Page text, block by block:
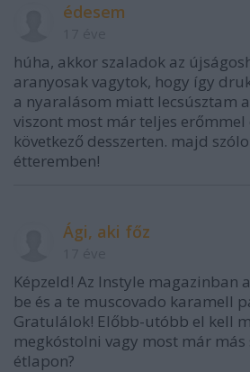
édesem
húha, akkor szaladok az
aranyosak vagytok, hogy így
a nyaralásom miatt lecsúsztam
viszont most már teljes erőmmel
következő desszerten. majd
étteremben!
Ági, aki főz
Képzeld! Az Instyle magazinban
be és a te muscovado karamell
Gratulálok! Előbb-utóbb el kell
megkóstolni vagy most már más
étlapon?